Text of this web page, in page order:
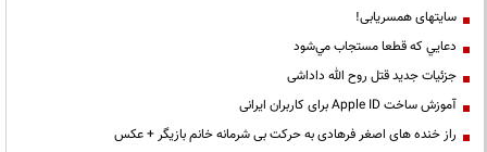
سایتهای همسریابی!
دعايي كه قطعا مستجاب مي‌شود
جزئیات جدید قتل روح الله داداشی
آموزش ساخت Apple ID برای کاربران ایرانی
راز خنده های اصغر فرهادی به حرکت بی شرمانه خانم بازیگر + عکس